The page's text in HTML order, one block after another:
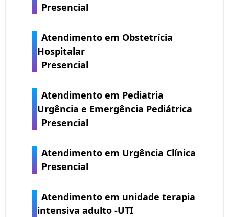
Presencial
Atendimento em Obstetrícia
Hospitalar
Presencial
Atendimento em Pediatria
Urgência e Emergência Pediátrica
Presencial
Atendimento em Urgência Clínica
Presencial
Atendimento em unidade terapia
intensiva adulto -UTI